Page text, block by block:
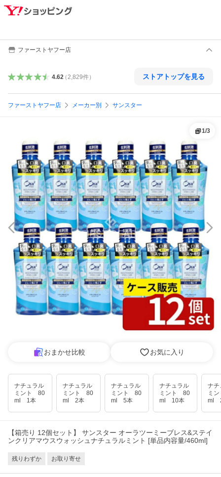
ファーストヤフー店
4.62（ 2,829件） ストアトップを見る
ファーストヤフー店 メーカー別 サンスター
1/3
おまかせ比較 お気に入り
ナチュラル
ミント 80
ml 1本
ナチュラル
ミント 80
ml 2本
ナチュラル
ミント 80
ml 5本
ナチュラル
ミント 80
ml 10本
ナチ
ミ
ml
【箱売り 12個セット】 サンスター オーラツーミーブレス&ステイ
ンクリアマウスウォッシュナチュラルミント [単品内容量/460ml]
残りわずか お取り寄せ